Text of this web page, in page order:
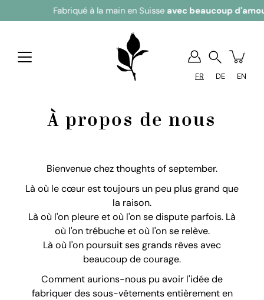
à la main en Suisseavec beaucoup d'amour
FR DE EN
À propos de nous
Bienvenue chez thoughts of september.
Là où le cœur est toujours un peu plus grand que
la raison.
Là où l'on pleure et où l'on se dispute parfois. Là
où l'on trébuche et où l'on se relève.
Là où l'on poursuit ses grands rêves avec
beaucoup de courage.
Comment aurions-nous pu avoir l'idée de
fabriquer des sous-vêtements entièrement en